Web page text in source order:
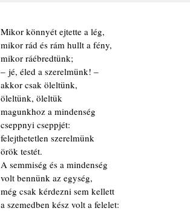
Mikor könnyét ejtette a lég,
mikor rád és rám hullt a fény,
mikor ráébredtünk;
‒ jé, éled a szerelmünk! ‒
akkor csak öleltünk,
öleltünk, öleltük
magunkhoz a mindenség
cseppnyi cseppjét:
felejthetetlen szerelmünk
örök testét.
A semmiség és a mindenség
volt bennünk az egység,
még csak kérdezni sem kellett
a szemedben kész volt a felelet: